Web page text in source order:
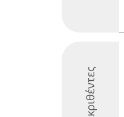
Διακριθέντες